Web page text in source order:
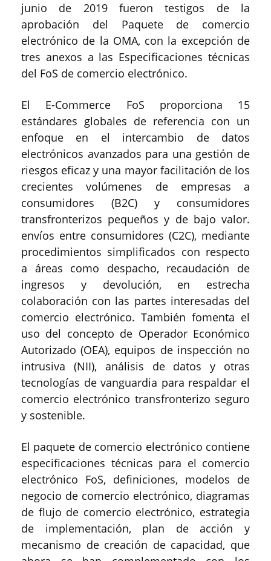
junio de 2019 fueron testigos de la
aprobación del Paquete de comercio
electrónico de la OMA, con la excepción de
tres anexos a las Especificaciones técnicas
del FoS de comercio electrónico.
El E-Commerce FoS proporciona 15
estándares globales de referencia con un
enfoque en el intercambio de datos
electrónicos avanzados para una gestión de
riesgos eficaz y una mayor facilitación de los
crecientes volúmenes de empresas a
consumidores (B2C) y consumidores
transfronterizos pequeños y de bajo valor.
envíos entre consumidores (C2C), mediante
procedimientos simplificados con respecto
a áreas como despacho, recaudación de
ingresos y devolución, en estrecha
colaboración con las partes interesadas del
comercio electrónico. También fomenta el
uso del concepto de Operador Económico
Autorizado (OEA), equipos de inspección no
intrusiva (NII), análisis de datos y otras
tecnologías de vanguardia para respaldar el
comercio electrónico transfronterizo seguro
y sostenible.
El paquete de comercio electrónico contiene
especificaciones técnicas para el comercio
electrónico FoS, definiciones, modelos de
negocio de comercio electrónico, diagramas
de flujo de comercio electrónico, estrategia
de implementación, plan de acción y
mecanismo de creación de capacidad, que